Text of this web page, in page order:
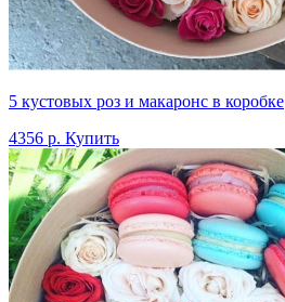
5 кустовых роз и макаронс в коробке
4356 р. Купить